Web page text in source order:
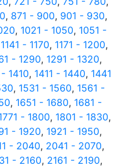
, 871 - 900, 901 - 930,
, 1021 - 1050, 1051 -
1141 - 1170, 1171 - 1200,
- 1290, 1291 - 1320,
1410, 1411 - 1440, 1441
, 1531 - 1560, 1561 -
, 1651 - 1680, 1681 -
- 1800, 1801 - 1830,
- 1920, 1921 - 1950,
- 2040, 2041 - 2070,
- 2160, 2161 - 2190,